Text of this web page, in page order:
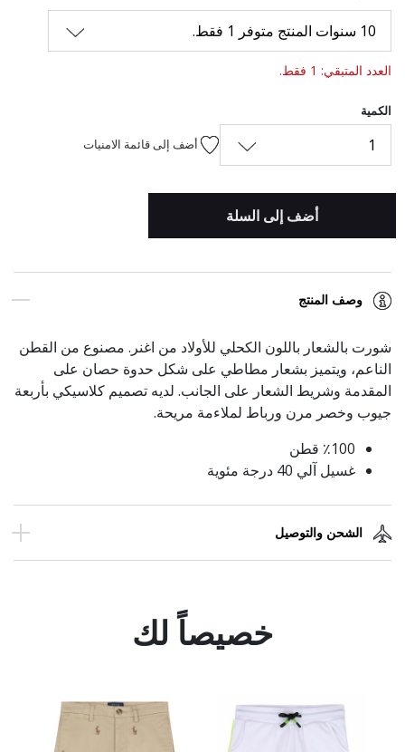
10 سنوات المنتج متوفر 1 فقط.
العدد المتبقي: 1 فقط.
الكمية
1 أضف إلى قائمة الامنيات
أضف إلى السلة
وصف المنتج
شورت بالشعار باللون الكحلي للأولاد من اغنر. مصنوع من القطن
الناعم، ويتميز بشعار مطاطي على شكل حدوة حصان على
المقدمة وشريط الشعار على الجانب. لديه تصميم كلاسيكي بأربعة
جيوب وخصر مرن ورباط لملاءمة مريحة.
٪100 قطن
غسيل آلي 40 درجة مئوية
الشحن والتوصيل
خصيصاً لك